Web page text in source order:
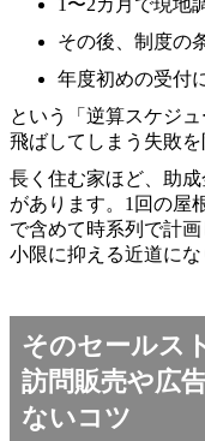
その後、制度の
年度初めの受付
という「逆算スケジ
飛ばしてしまう失敗を
長く住む家ほど、助
があります。1回の屋
で含めて時系列で計
小限に抑える近道にな
そのセールス
訪問販売や広
ないコツ